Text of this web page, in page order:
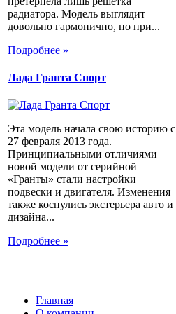
радиатора. Модель выглядит
довольно гармонично, но при...
Подробнее »
Лада Гранта Спорт
Эта модель начала свою историю с
27 февраля 2013 года.
Принципиальными отличиями
новой модели от серийной
«Гранты» стали настройки
подвески и двигателя. Изменения
также коснулись экстерьера авто и
дизайна...
Подробнее »
Главная